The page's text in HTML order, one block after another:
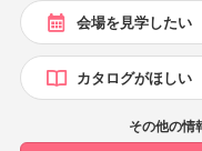
会場を見学したい
カタログがほしい
その他の情